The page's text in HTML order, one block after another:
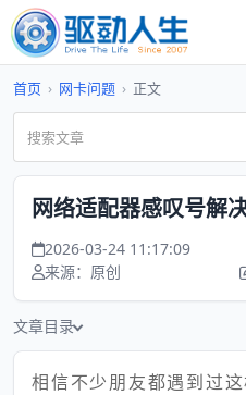
首页 › 网卡问题 › 正文
网络适配器感叹号解
2026-03-24 11:17:09
来源：原创
文章目录
相信不少朋友都遇到过